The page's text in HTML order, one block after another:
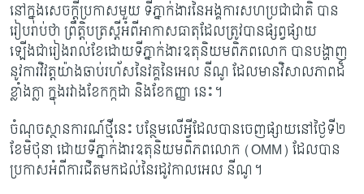
នៅក្នុងសេចក្តីប្រកាសមួយ ទីភ្នាក់ងារនៃអង្គការសហប្រជាជាតិ បាន
រៀបរាប់ថា ព្រឹត្តិបត្រ​ស្តី​អំពី​អាកាសធាតុ​ដែលត្រូវបានផ្សព្វផ្សាយ
ឡើងជារៀងរាល់ខែដោយ​ទីភ្នាក់ងារឧតុនិយម​ពិភពលោក បានបង្ហាញ
នូវការវិវត្តយ៉ាងឆាប់រហ័ស​នៃវគ្គនៃអេល នីណូ ដែលមាន​វិសាលភាព​ដ៏​
ខ្លាំងក្លា ក្នុងរវាងខែកក្កដា និងខែកញ្ញា នេះ។
ចំណុចស្ថានការណ៍ថ្មីនេះ បន្ថែមលើអ្វីដែលបានចេញផ្សាយនៅថ្ងៃទី២
ខែមិថុនា ដោយ​ទីភ្នាក់ងារ​ឧតុនិយម​ពិភពលោក (OMM) ដែលបាន
ប្រកាសអំពីការជិតមកដល់​នៃរដូវ​កាល​អេល នីណូ។